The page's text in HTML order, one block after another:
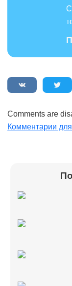
Comments are
Комментарии